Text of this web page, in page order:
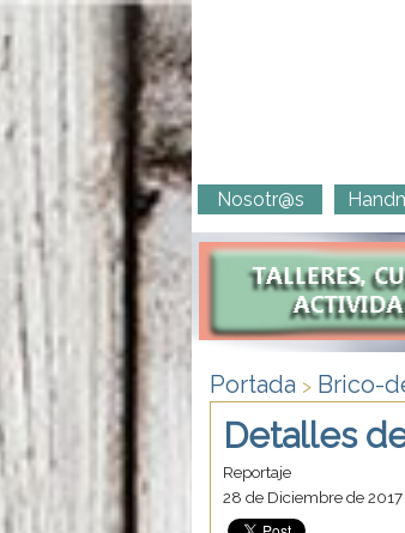
Nosotr@s
Portada > Brico-
Detalles
Reportaje
28 de Diciembre de 2017